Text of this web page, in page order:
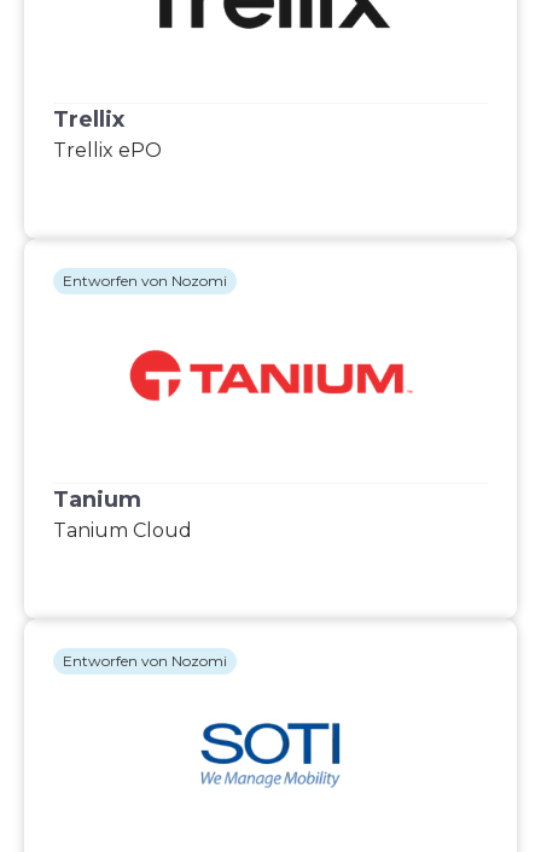
Trellix
Trellix ePO
Tanium
Tanium Cloud
Entworfen von Nozomi
Entworfen von Nozomi